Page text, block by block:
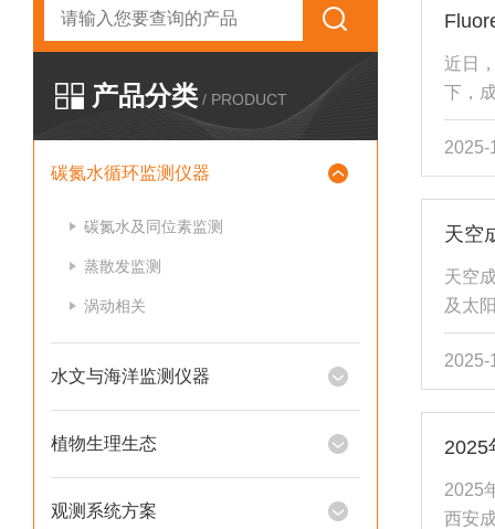
产品分类 / PRODUCT
碳氮水循环监测仪器
碳氮水及同位素监测
蒸散发监测
涡动相关
水文与海洋监测仪器
植物生理生态
观测系统方案
近日
下，
光（
技术
合动
术支
同科
我们
2025-
天空
天空
及太
资源
捉
空成
头采
光率
均能
2025-
2025
2025
西安